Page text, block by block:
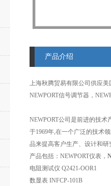
产品介绍
上海秋腾贸易有限公司供应美
NEWPORT信号调节器，
NEWPORT公司是前进的技
于1969年,在一个广泛的技术
品来提高客户生产、设计和研
产品包括：NEWPORT仪表，
电阻测试仪 Q2421-OOR1
数显表 INFCP-101B